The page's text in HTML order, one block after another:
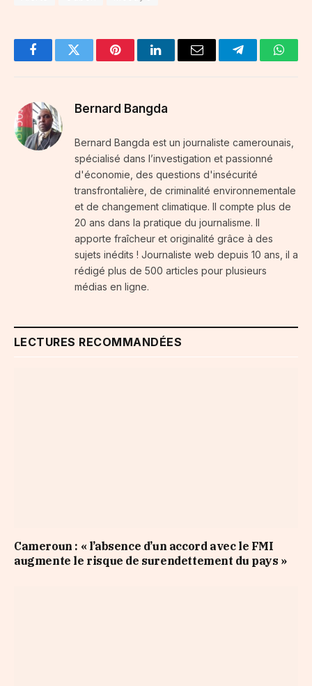
FacebookTwitter PinterestLinkedInEmail Telegram
Bernard Bangda
Bernard Bangda est un journaliste camerounais,
spécialisé dans l’investigation et passionné
d'économie, des questions d'insécurité
transfrontalière, de criminalité environnementale
et de changement climatique. Il compte plus de
20 ans dans la pratique du journalisme. Il
apporte fraîcheur et originalité grâce à des
sujets inédits ! Journaliste web depuis 10 ans, il a
rédigé plus de 500 articles pour plusieurs
médias en ligne.
LECTURES RECOMMANDÉES
Cameroun : « l’absence d’un accord avec le FMI
augmente le risque de surendettement du pays »